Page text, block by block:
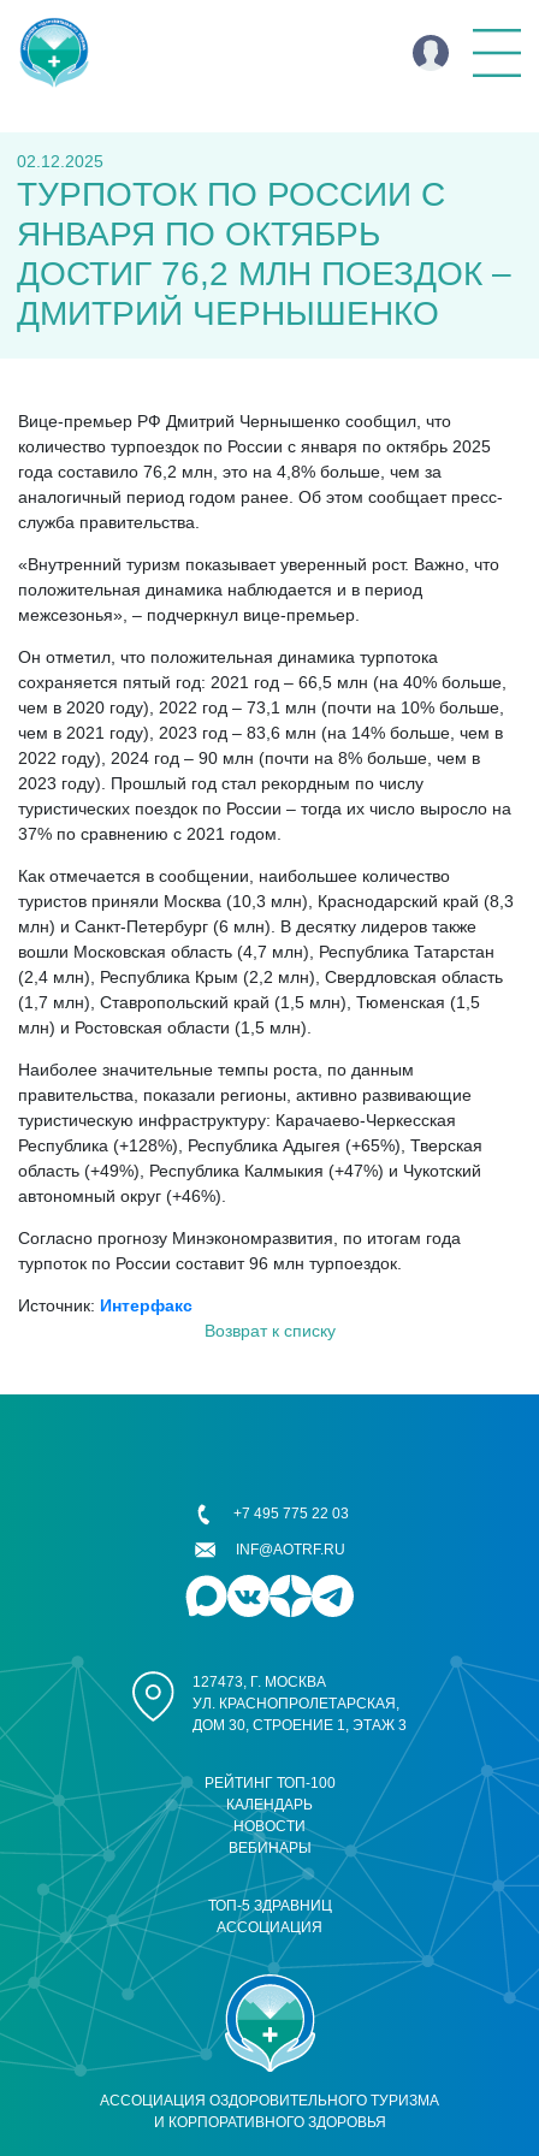
02.12.2025
ТУРПОТОК ПО РОССИИ С
ЯНВАРЯ ПО ОКТЯБРЬ
ДОСТИГ 76,2 МЛН ПОЕЗДОК –
ДМИТРИЙ ЧЕРНЫШЕНКО
Вице-премьер РФ Дмитрий Чернышенко сообщил, что
количество турпоездок по России с января по октябрь 2025
года составило 76,2 млн, это на 4,8% больше, чем за
аналогичный период годом ранее. Об этом сообщает пресс-
служба правительства.
«Внутренний туризм показывает уверенный рост. Важно, что
положительная динамика наблюдается и в период
межсезонья», – подчеркнул вице-премьер.
Он отметил, что положительная динамика турпотока
сохраняется пятый год: 2021 год – 66,5 млн (на 40% больше,
чем в 2020 году), 2022 год – 73,1 млн (почти на 10% больше,
чем в 2021 году), 2023 год – 83,6 млн (на 14% больше, чем в
2022 году), 2024 год – 90 млн (почти на 8% больше, чем в
2023 году). Прошлый год стал рекордным по числу
туристических поездок по России – тогда их число выросло на
37% по сравнению с 2021 годом.
Как отмечается в сообщении, наибольшее количество
туристов приняли Москва (10,3 млн), Краснодарский край (8,3
млн) и Санкт-Петербург (6 млн). В десятку лидеров также
вошли Московская область (4,7 млн), Республика Татарстан
(2,4 млн), Республика Крым (2,2 млн), Свердловская область
(1,7 млн), Ставропольский край (1,5 млн), Тюменская (1,5
млн) и Ростовская области (1,5 млн).
Наиболее значительные темпы роста, по данным
правительства, показали регионы, активно развивающие
туристическую инфраструктуру: Карачаево-Черкесская
Республика (+128%), Республика Адыгея (+65%), Тверская
область (+49%), Республика Калмыкия (+47%) и Чукотский
автономный округ (+46%).
Согласно прогнозу Минэкономразвития, по итогам года
турпоток по России составит 96 млн турпоездок.
Источник: Интерфакс
Возврат к списку
АССОЦИАЦИЯ ОЗДОРОВИТЕЛЬНОГО ТУРИЗМА
И КОРПОРАТИВНОГО ЗДОРОВЬЯ
РЕЙТИНГ ТОП-100
КАЛЕНДАРЬ
НОВОСТИ
ВЕБИНАРЫ
ТОП-5 ЗДРАВНИЦ
АССОЦИАЦИЯ
127473, Г. МОСКВА
УЛ. КРАСНОПРОЛЕТАРСКАЯ,
ДОМ 30, СТРОЕНИЕ 1, ЭТАЖ 3
+7 495 775 22 03
INF@AOTRF.RU